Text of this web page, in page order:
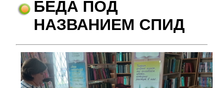
БЕДА ПОД
НАЗВАНИЕМ СПИД